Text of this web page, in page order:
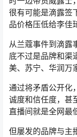
很有可能是滴露签
品价格压低给李佳
从兰蔻事件到滴露
底不过是品牌和渠
美、苏宁、华润万
通过将矛盾公开化
诚度和信任度，甚
直播间就是全网最
但屡发的品牌与主